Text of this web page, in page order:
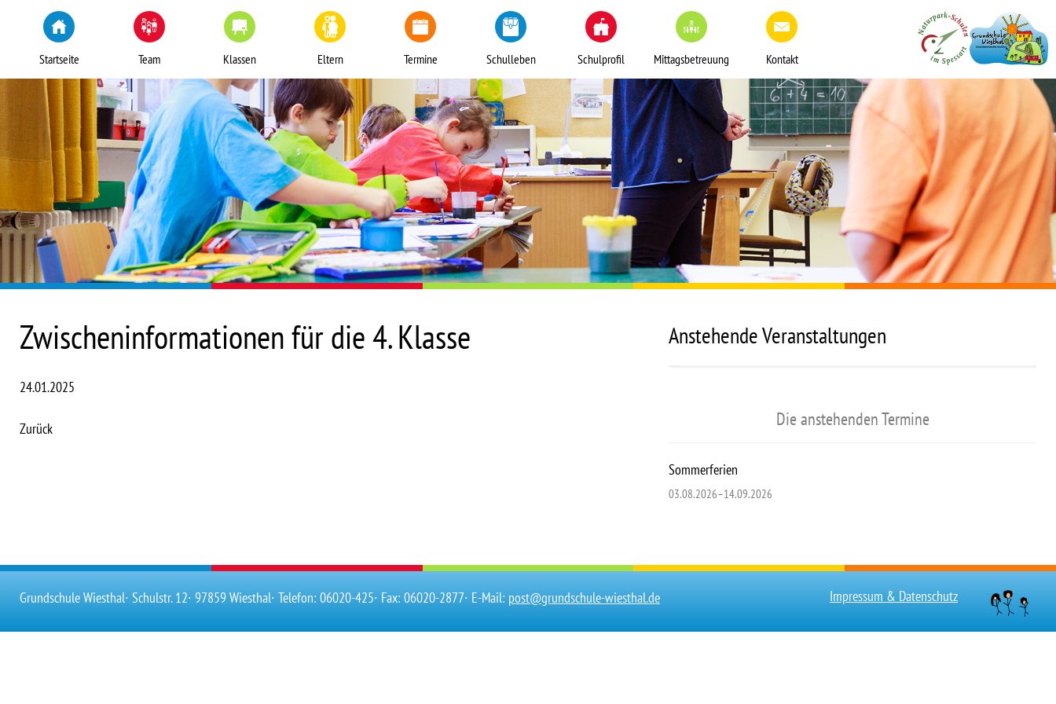
Startseite Team Klassen Eltern Termine Schulleben Schulprofil Mittagsbetreuung Kontakt
Zwischeninformationen für die 4. Klasse
24.01.2025
Zurück
Anstehende Veranstaltungen
Die anstehenden Termine
Sommerferien
03.08.2026–14.09.2026
Grundschule Wiesthal∙ Schulstr. 12∙ 97859 Wiesthal∙ Telefon: 06020-425∙ Fax: 06020-2877∙ E-Mail: post@grundschule-wiesthal.de Impressum & Datenschutz